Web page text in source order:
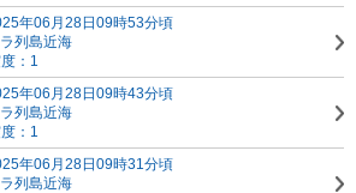
年06月28日09時53分頃
列島近海
：1
年06月28日09時43分頃
列島近海
：1
年06月28日09時31分頃
列島近海